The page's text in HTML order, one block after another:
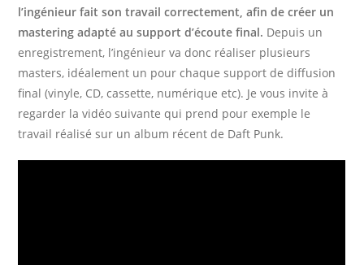
l’ingénieur fait son travail correctement, afin de créer un
mastering adapté au support d’écoute final. Depuis un
enregistrement, l’ingénieur va donc réaliser plusieurs
masters, idéalement un pour chaque support de diffusion
final (vinyle, CD, cassette, numérique etc). Je vous invite à
regarder la vidéo suivante qui prend pour exemple le
travail réalisé sur un album récent de Daft Punk.